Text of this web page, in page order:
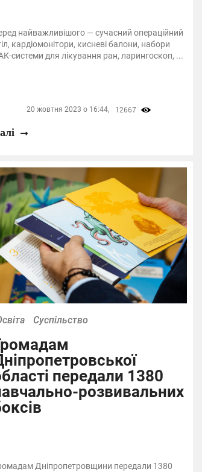
найважливішого — сучасний операційний
кардіомонітори, кисневі балони, набори
системи для лікування ран, ларингоскоп, ...
20 жовтня 2023 о 16:44, 12667
Суспільство
передали 1380
розвивальних
Дніпропетровщини передали 1380